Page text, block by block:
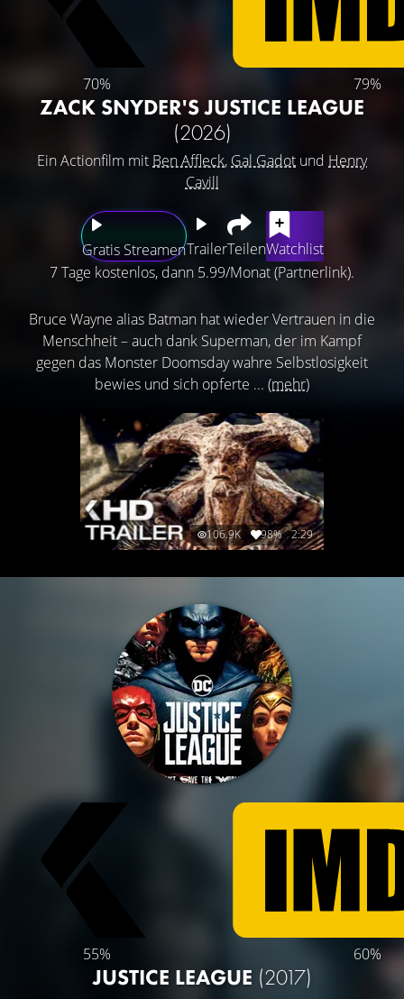
70% 79%
ZACK SNYDER'S JUSTICE LEAGUE
(2026)
Ein Actionfilm mit Ben Affleck, Gal Gadot und Henry
Cavill
Gratis StreamenTrailerTeilenWatchlist
7 Tage kostenlos, dann 5.99/Monat (Partnerlink).
Bruce Wayne alias Batman hat wieder Vertrauen in die
Menschheit – auch dank Superman, der im Kampf
gegen das Monster Doomsday wahre Selbstlosigkeit
bewies und sich opferte ... (mehr)
106.9K 98% 2:29
55% 60%
JUSTICE LEAGUE (2017)